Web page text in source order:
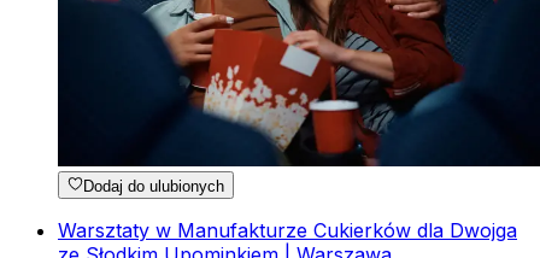
Dodaj do ulubionych
Warsztaty w Manufakturze Cukierków dla Dwojga